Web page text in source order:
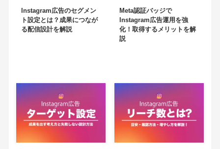
Instagram広告のセグメン
ト設定とは？成果につなが
る配信設計を解説
Meta認証バッジで
Instagram広告運用を強
化！取得するメリットを解
説